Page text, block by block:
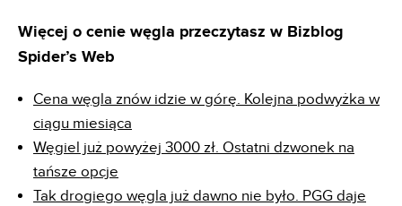
Więcej o cenie węgla przeczytasz w Bizblog
Spider’s Web
Cena węgla znów idzie w górę. Kolejna podwyżka w
ciągu miesiąca
Węgiel już powyżej 3000 zł. Ostatni dzwonek na
tańsze opcje
Tak drogiego węgla już dawno nie było. PGG daje